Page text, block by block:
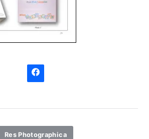
Res Photographica